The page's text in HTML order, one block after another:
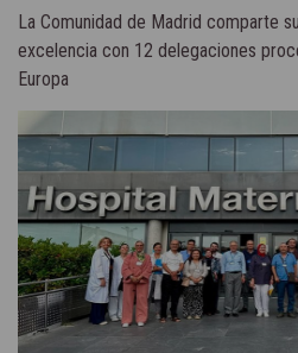
La Comunidad de Madrid comparte
excelencia con 12 delegaciones
Europa